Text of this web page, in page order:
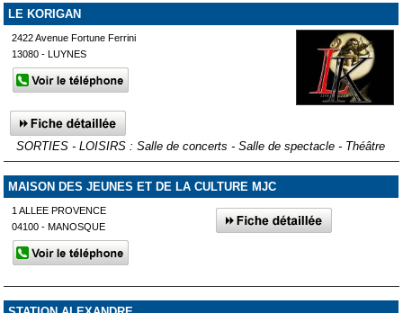
LE KORIGAN
2422 Avenue Fortune Ferrini
13080 - LUYNES
SORTIES - LOISIRS : Salle de concerts - Salle de spectacle - Théâtre
MAISON DES JEUNES ET DE LA CULTURE MJC
1 ALLEE PROVENCE
04100 - MANOSQUE